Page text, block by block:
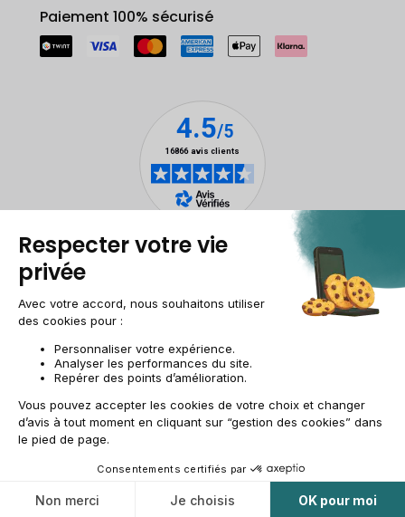
Paiement 100% sécurisé
Mentions légalesGestion des cookies
Conditions générales de vente
AccessibilitéPlan du site
CH-FR | CHF
© 2009-2025 RECOMMERCE - Tous droits réservés.